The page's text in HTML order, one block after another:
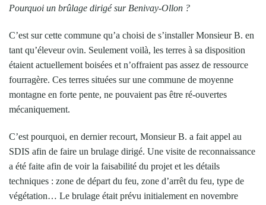
Pourquoi un brûlage dirigé sur Benivay-Ollon ?
C’est sur cette commune qu’a choisi de s’installer Monsieur B. en
tant qu’éleveur ovin. Seulement voilà, les terres à sa disposition
étaient actuellement boisées et n’offraient pas assez de ressource
fourragère. Ces terres situées sur une commune de moyenne
montagne en forte pente, ne pouvaient pas être ré-ouvertes
mécaniquement.
C’est pourquoi, en dernier recourt, Monsieur B. a fait appel au
SDIS afin de faire un brulage dirigé. Une visite de reconnaissance
a été faite afin de voir la faisabilité du projet et les détails
techniques : zone de départ du feu, zone d’arrêt du feu, type de
végétation… Le brulage était prévu initialement en novembre